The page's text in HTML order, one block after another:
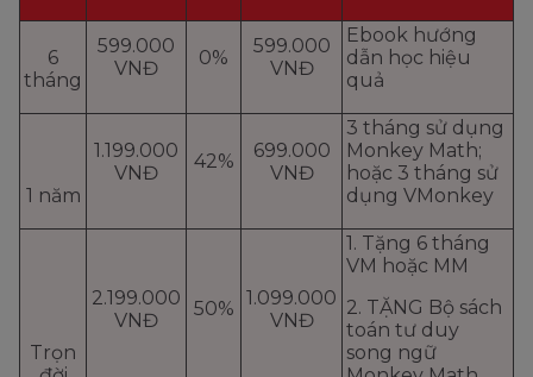
6
tháng
599.000
VNĐ
0%
599.000
VNĐ
Ebook hướng
dẫn học hiệu
quả
1 năm
1.199.000
VNĐ
42%
699.000
VNĐ
3 tháng sử dụng
Monkey Math;
hoặc 3 tháng sử
dụng VMonkey
Trọn
2.199.000
VNĐ
50% 1.099.000
VNĐ
1. Tặng 6 tháng
VM hoặc MM
2. TẶNG Bộ sách
toán tư duy
song ngữ